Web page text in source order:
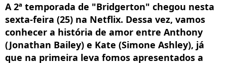
A 2ª temporada de "Bridgerton" chegou nesta
sexta-feira (25) na Netflix. Dessa vez, vamos
conhecer a história de amor entre Anthony
(Jonathan Bailey) e Kate (Simone Ashley), já
que na primeira leva fomos apresentados a